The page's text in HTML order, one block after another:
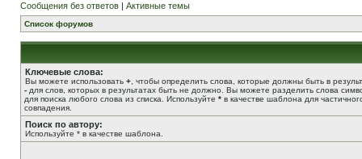
Сообщения без ответов | Активные темы
Список форумов
Ключевые слова:
Вы можете использовать + , чтобы определить слова, которые должны быть в
- для слов, которых в результатах быть не должно. Вы можете разделить слова
для поиска любого слова из списка. Используйте * в качестве шаблона для
совпадения.
Поиск по автору:
Используйте * в качестве шаблона.